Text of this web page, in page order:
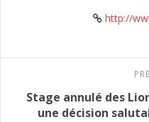
http://
Stage annulé des
une décision